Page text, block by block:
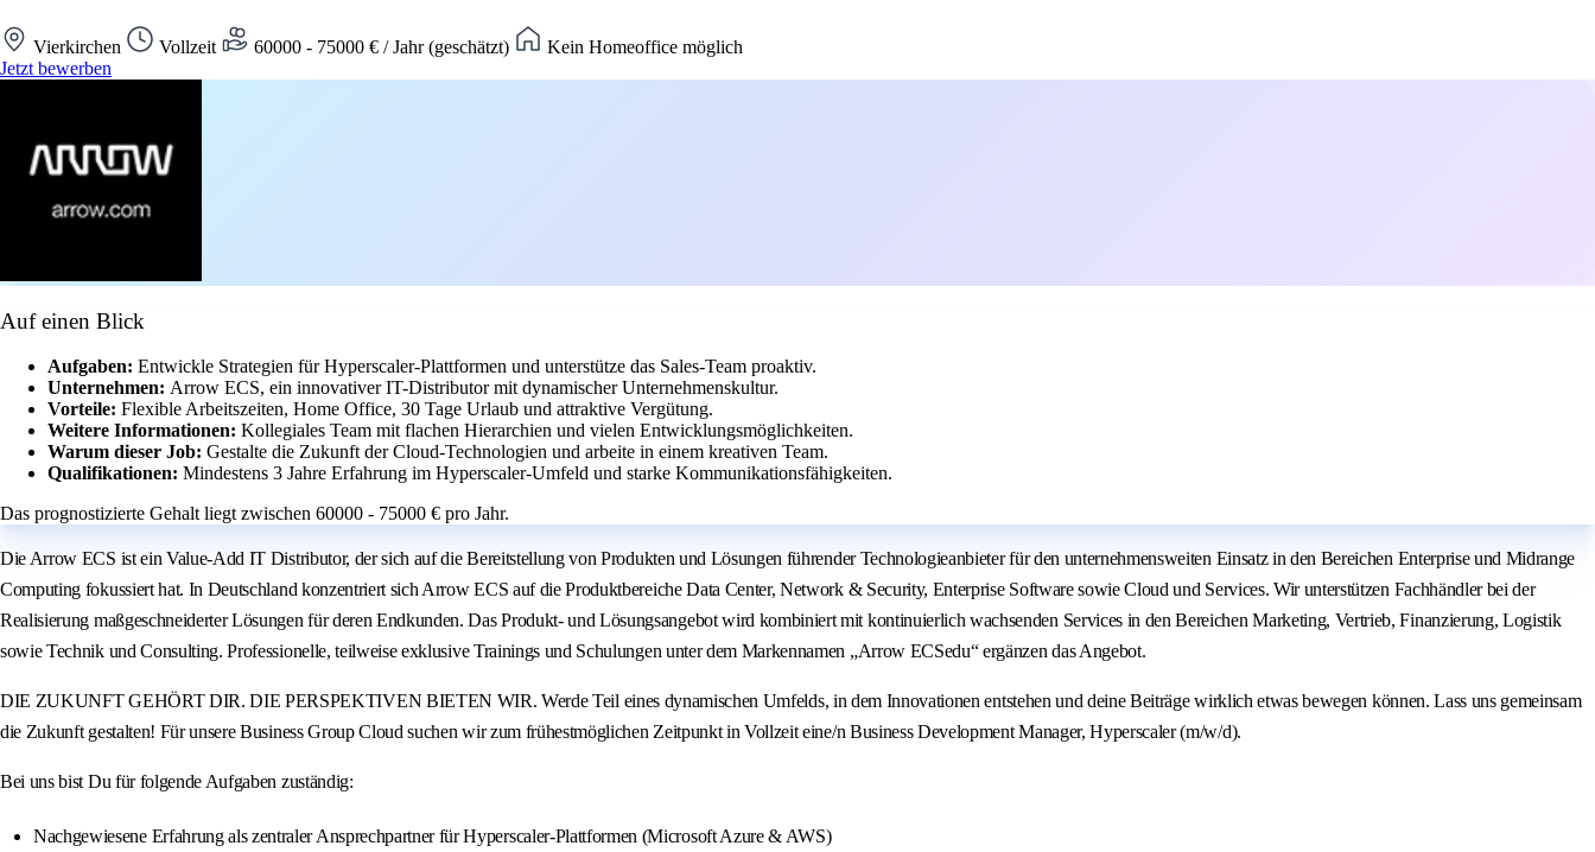
Vierkirchen Vollzeit 60000 - 75000 € / Jahr (geschätzt)
Kein Homeoffice möglich
Jetzt bewerben
Auf einen Blick
Aufgaben: Entwickle Strategien für Hyperscaler-Plattformen und unterstütze das Sales-Team proaktiv.
Unternehmen: Arrow ECS, ein innovativer IT-Distributor mit dynamischer Unternehmenskultur.
Vorteile: Flexible Arbeitszeiten, Home Office, 30 Tage Urlaub und attraktive Vergütung.
Weitere Informationen: Kollegiales Team mit flachen Hierarchien und vielen Entwicklungsmöglichkeiten.
Warum dieser Job: Gestalte die Zukunft der Cloud-Technologien und arbeite in einem kreativen Team.
Qualifikationen: Mindestens 3 Jahre Erfahrung im Hyperscaler-Umfeld und starke Kommunikationsfähigkeiten.
Das prognostizierte Gehalt liegt zwischen 60000 - 75000 € pro Jahr.
Die Arrow ECS ist ein Value-Add IT Distributor, der sich auf die Bereitstellung von Produkten und Lösungen führender Technologieanbieter für den unternehmensweiten Einsatz in den Bereichen Enterprise und Midrange
Computing fokussiert hat. In Deutschland konzentriert sich Arrow ECS auf die Produktbereiche Data Center, Network & Security, Enterprise Software sowie Cloud und Services. Wir unterstützen Fachhändler bei der
Realisierung maßgeschneiderter Lösungen für deren Endkunden. Das Produkt- und Lösungsangebot wird kombiniert mit kontinuierlich wachsenden Services in den Bereichen Marketing, Vertrieb, Finanzierung, Logistik
sowie Technik und Consulting. Professionelle, teilweise exklusive Trainings und Schulungen unter dem Markennamen „Arrow ECSedu“ ergänzen das Angebot.
DIE ZUKUNFT GEHÖRT DIR. DIE PERSPEKTIVEN BIETEN WIR. Werde Teil eines dynamischen Umfelds, in dem Innovationen entstehen und deine Beiträge wirklich etwas bewegen können. Lass uns gemeinsam
die Zukunft gestalten! Für unsere Business Group Cloud suchen wir zum frühestmöglichen Zeitpunkt in Vollzeit eine/n Business Development Manager, Hyperscaler (m/w/d).
Bei uns bist Du für folgende Aufgaben zuständig:
Nachgewiesene Erfahrung als zentraler Ansprechpartner für Hyperscaler-Plattformen (Microsoft Azure & AWS)